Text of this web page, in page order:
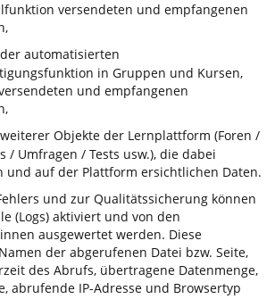
versendeten und empfangenen
automatisierten
in Gruppen und Kursen,
und empfangenen
Objekte der Lernplattform (Foren /
/ Umfragen / Tests usw.), die dabei
und auf der Plattform ersichtlichen Daten.
und zur Qualitätssicherung können
(Logs) aktiviert und von den
ausgewertet werden. Diese
der abgerufenen Datei bzw. Seite,
des Abrufs, übertragene Datenmenge,
abrufende IP-Adresse und Browsertyp